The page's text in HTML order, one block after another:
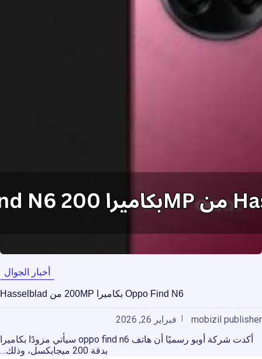
أخبار الجوال
Oppo Find N6 بكاميرا 200MP من Hasselblad
mobizil publisher
فبراير 26, 2026
أكدت شركة أوبو رسميًا أن هاتف oppo find n6 سيأتي مزودًا بكاميرا
بدقة 200 ميجابكسل، وذلك…